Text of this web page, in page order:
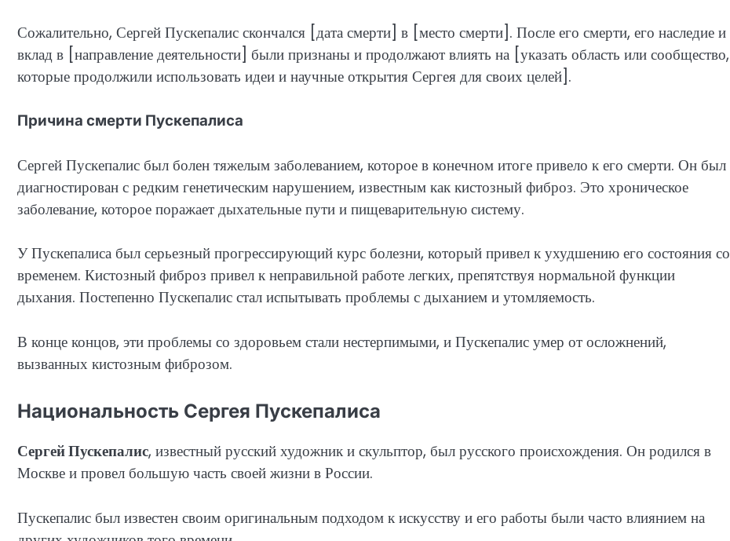
Сожалительно, Сергей Пускепалис скончался [дата смерти] в [место смерти]. После его смерти, его наследие и
вклад в [направление деятельности] были признаны и продолжают влиять на [указать область или сообщество,
которые продолжили использовать идеи и научные открытия Сергея для своих целей].
Причина смерти Пускепалиса
Сергей Пускепалис был болен тяжелым заболеванием, которое в конечном итоге привело к его смерти. Он был
диагностирован с редким генетическим нарушением, известным как кистозный фиброз. Это хроническое
заболевание, которое поражает дыхательные пути и пищеварительную систему.
У Пускепалиса был серьезный прогрессирующий курс болезни, который привел к ухудшению его состояния со
временем. Кистозный фиброз привел к неправильной работе легких, препятствуя нормальной функции
дыхания. Постепенно Пускепалис стал испытывать проблемы с дыханием и утомляемость.
В конце концов, эти проблемы со здоровьем стали нестерпимыми, и Пускепалис умер от осложнений,
вызванных кистозным фиброзом.
Национальность Сергея Пускепалиса
Сергей Пускепалис, известный русский художник и скульптор, был русского происхождения. Он родился в
Москве и провел большую часть своей жизни в России.
Пускепалис был известен своим оригинальным подходом к искусству и его работы были часто влиянием на